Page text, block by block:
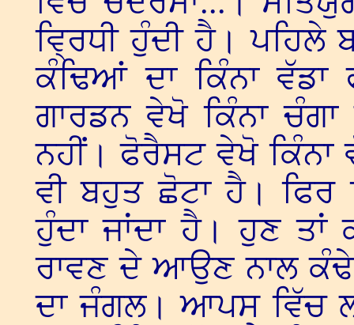
ਵ੍ਰਿਧੀ ਹੁੰਦੀ ਹੈ। ਪਹਿਲੇ
ਕੰਢਿਆਂ ਦਾ ਕਿੰਨਾ ਵੱਡਾ
ਗਾਰਡਨ ਵੇਖੋ ਕਿੰਨਾ
ਨਹੀਂ। ਫੋਰੈਸਟ ਵੇਖੋ ਕਿੰਨਾ
ਵੀ ਬਹੁਤ ਛੋਟਾ ਹੈ। ਫਿਰ
ਹੁੰਦਾ ਜਾਂਦਾ ਹੈ। ਹੁਣ
ਰਾਵਣ ਦੇ ਆਉਣ ਨਾਲ
ਦਾ ਜੰਗਲ। ਆਪਸ ਵਿੱਚ